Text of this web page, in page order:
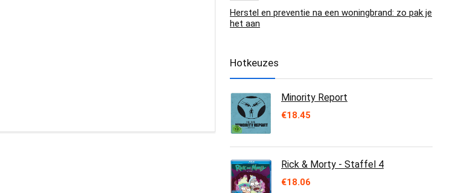
Herstel en preventie na een woningbrand: zo pak je
het aan
Hotkeuzes
Minority Report
€18.45
Rick & Morty - Staffel 4
€18.06